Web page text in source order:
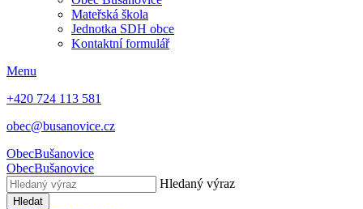
Mateřská škola
Jednotka SDH obce
Kontaktní formulář
Menu
+420 724 113 581
obec@busanovice.cz
ObecBušanovice
ObecBušanovice
Hledaný výraz
Hledat